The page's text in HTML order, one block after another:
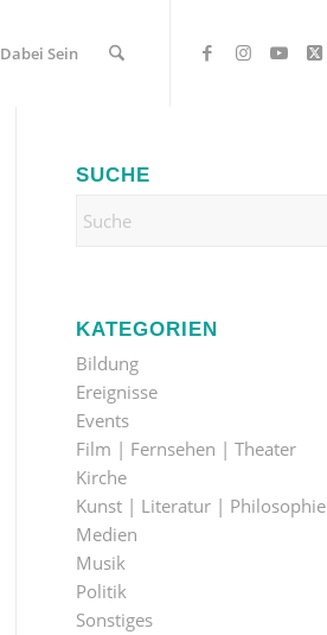
Dabei Sein
SUCHE
KATEGORIEN
Bildung
Ereignisse
Events
Film | Fernsehen | Theater
Kirche
Kunst | Literatur | Philosophie
Medien
Musik
Politik
Sonstiges